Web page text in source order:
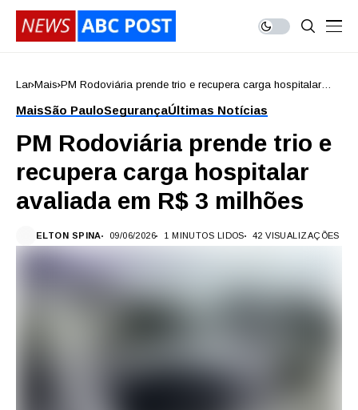
Lar Mais PM Rodoviária prende trio e recupera carga hospitalar
MaisSão PauloSegurançaÚltimas Notícias
PM Rodoviária prende trio e
recupera carga hospitalar
avaliada em R$ 3 milhões
ELTON SPINA 09/06/2026 1 MINUTOS LIDOS 42 VISUALIZAÇÕES